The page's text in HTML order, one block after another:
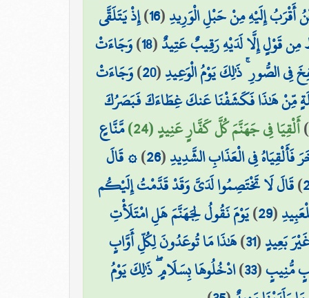
أَقْرَبُ إِلَيْهِ مِنْ حَبْلِ الْوَرِيدِ(
16
)إِذْ يَتَلَقَّى
مِن قَوْلٍ إِلَّا لَدَيْهِ رَقِيبٌ عَتِيدٌ(
18
)وَجَاءَتْ
فِي الصُّورِ ۚ ذَٰلِكَ يَوْمُ الْوَعِيدِ(
20
)وَجَاءَتْ
مِّنْ هَٰذَا فَكَشَفْنَا عَنكَ غِطَاءَكَ فَبَصَرُكَ
)أَلْقِيَا فِي جَهَنَّمَ كُلَّ كَفَّارٍ عَنِيدٍ (24)
مَّنَّاعٍ
فَأَلْقِيَاهُ فِي الْعَذَابِ الشَّدِيدِ(
26
)۞ قَالَ
)قَالَ لَا تَخْتَصِمُوا لَدَيَّ وَقَدْ قَدَّمْتُ إِلَيْكُم
(
29
)يَوْمَ نَقُولُ لِجَهَنَّمَ هَلِ امْتَلَأْتِ
بَعِيدٍ(
31
)هَٰذَا مَا تُوعَدُونَ لِكُلِّ أَوَّابٍ
مُّنِيبٍ(
33
)ادْخُلُوهَا بِسَلَامٍ ۖ ذَٰلِكَ يَوْمُ